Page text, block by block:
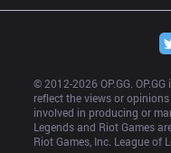
© 2012-2026 OP.GG.
reflect the views or
involved in producing or
Legends and Riot Games
Riot Games, Inc. League of